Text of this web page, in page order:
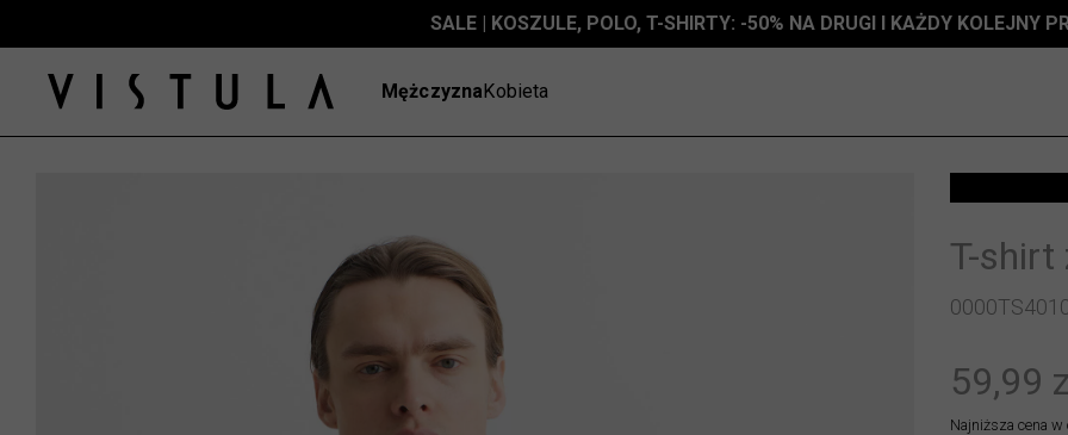
SALE | KOSZULE, POLO, T-SHIRTY: -50% NA DRUGI I KAŻDY KOLEJNY
MężczyznaKobieta
T-shirt
59,99
Najniższa cena